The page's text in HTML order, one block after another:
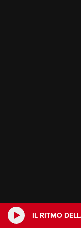
IL RITMO